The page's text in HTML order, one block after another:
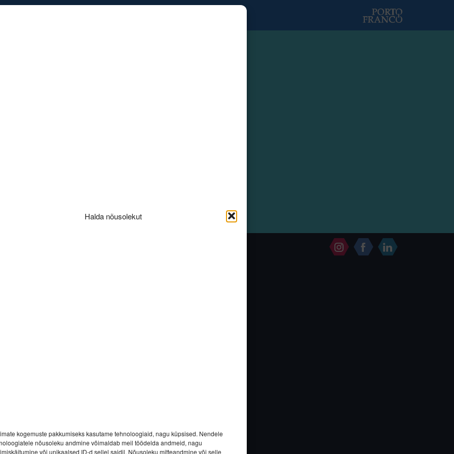
Halda nõusolekut
kogemuste pakkumiseks kasutame tehnoloogiaid, nagu küpsised. Nendele
nõusoleku andmine võimaldab meil töödelda andmeid, nagu
või unikaalsed ID-d sellel saidil. Nõusoleku mitteandmine või selle